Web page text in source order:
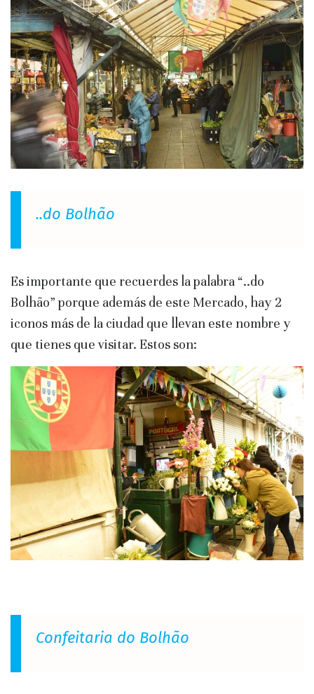
..do Bolhão
Es importante que recuerdes la palabra “..do
Bolhão” porque además de este Mercado, hay 2
iconos más de la ciudad que llevan este nombre y
que tienes que visitar. Estos son:
Confeitaria do Bolhão